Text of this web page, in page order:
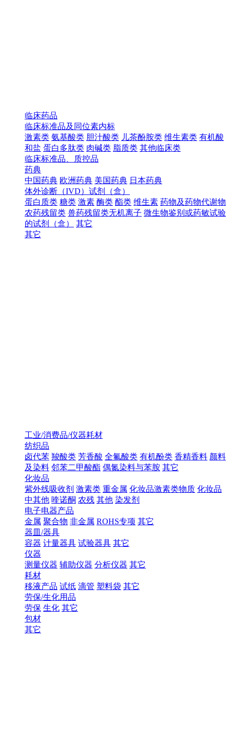
临床药品
临床标准品及同位素内标
激素类 氨基酸类 胆汁酸类 儿茶酚胺类 维生素类 有机酸
和盐 蛋白多肽类 肉碱类 脂质类 其他临床类
临床标准品、质控品
药典
中国药典 欧洲药典 美国药典 日本药典
体外诊断（IVD）试剂（盒）
蛋白质类 糖类 激素 酶类 酯类 维生素 药物及药物代谢物
农药残留类 兽药残留类无机离子 微生物鉴别或药敏试验
的试剂（盒）
其它
其它
工业/消费品/仪器耗材
纺织品
卤代苯 羧酸类 芳香酸 全氟酸类 有机酚类 香精香料 颜料
及染料 邻苯二甲酸酯 偶氮染料与苯胺 其它
化妆品
紫外线吸收剂 激素类 重金属 化妆品激素类物质 化妆品
中其他 喹诺酮 农残 其他 染发剂
电子电器产品
金属 聚合物 非金属 ROHS专项 其它
器皿/器具
容器 计量器具 试验器具 其它
仪器
测量仪器 辅助仪器 分析仪器 其它
耗材
移液产品 试纸 滴管 塑料袋 其它
劳保/生化用品
劳保 生化 其它
包材
其它